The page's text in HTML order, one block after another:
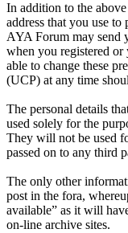
In addition to the
address that you use
AYA Forum may send
when you registered or
able to change these
(UCP) at any time
The personal details
used solely for the
They will not be used
passed on to any third
The only other
post in the fora,
available” as it will
on-line archive sites.